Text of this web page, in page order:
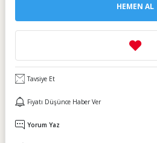
HEMEN AL
Tavsiye Et
Fiyatı Düşünce Haber Ver
Yorum Yaz